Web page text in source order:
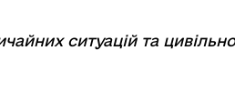
ситуацій та